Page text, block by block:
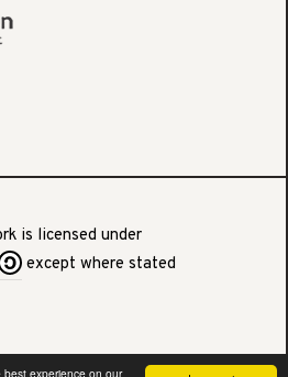
experience on our
is licensed under
except where stated